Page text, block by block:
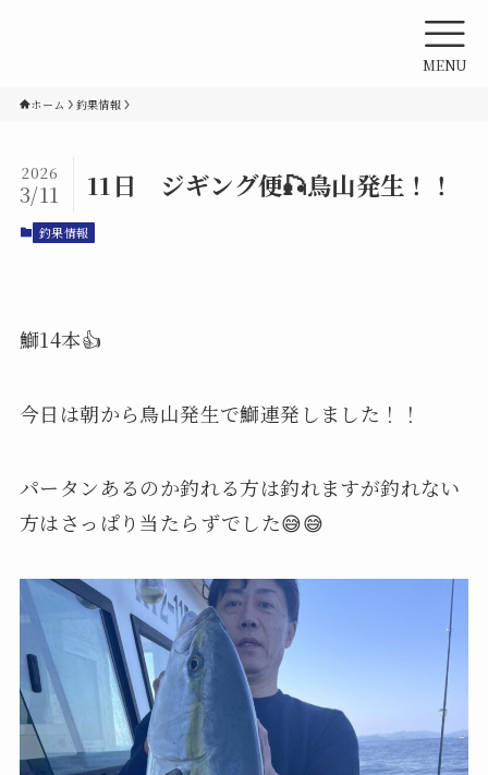
MENU
ホーム 釣果情報
11日 ジギング便🎣鳥山発生！！
2026
3/11
釣果情報
鰤14本👍
今日は朝から鳥山発生で鰤連発しました！！
パータンあるのか釣れる方は釣れますが釣れない
方はさっぱり当たらずでした😅😅